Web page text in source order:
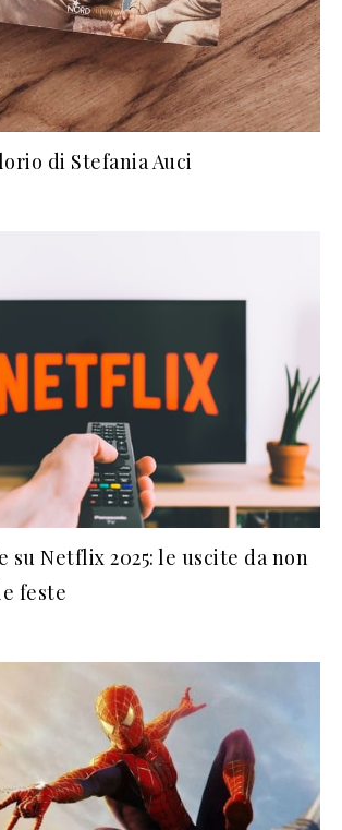
di Stefania Auci
su Netflix 2025: le uscite da non
feste